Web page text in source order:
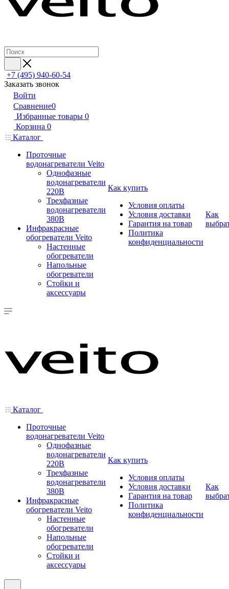
+7 (495) 940-60-54
Заказать звонок
Войти
Сравнение0
Избранные товары 0
Корзина 0
Каталог
Проточные
водонагреватели Veito
Однофазные
водонагреватели
220В
Трехфазные
водонагреватели
380В
Инфракрасные
обогреватели Veito
Настенные
обогреватели
Напольные
обогреватели
Стойки и
аксессуары
Как купить
Условия оплаты
Условия доставки
Гарантия на товар
Политика
конфиденциальности
Как
Каталог
Проточные
водонагреватели Veito
Однофазные
водонагреватели
220В
Трехфазные
водонагреватели
380В
Инфракрасные
обогреватели Veito
Настенные
обогреватели
Напольные
обогреватели
Стойки и
аксессуары
Как купить
Условия оплаты
Условия доставки
Гарантия на товар
Политика
конфиденциальности
Как